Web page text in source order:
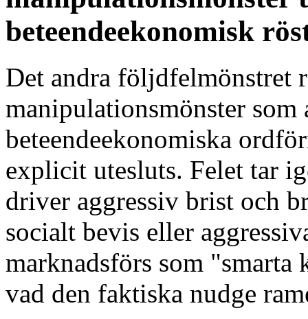
beteendeekonomisk
Det andra följdfelmönstret
manipulationsmönster som
beteendeekonomiska
explicit utesluts. Felet tar
driver aggressiv brist och
socialt bevis eller
marknadsförs som "smarta
vad den faktiska nudge